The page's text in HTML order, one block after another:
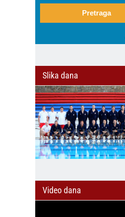
Pretraga
Slika dana
Video dana